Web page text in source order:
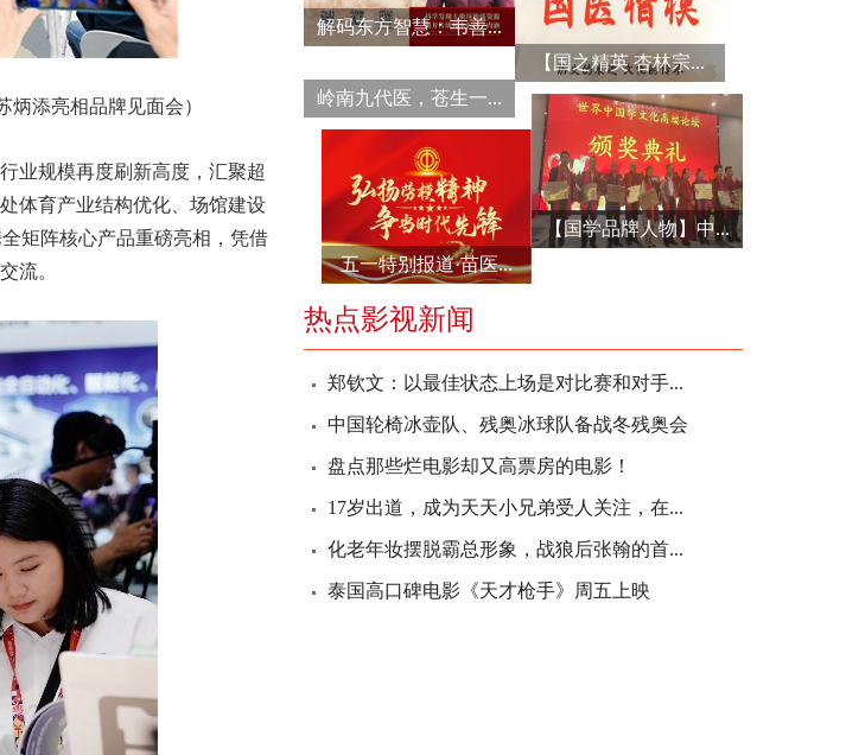
炳添亮相品牌见面会）
业规模再度刷新高度，汇聚超
体育产业结构优化、场馆建设
矩阵核心产品重磅亮相，凭借
流。
解码东方智慧：韦善...
【国之精英 杏林宗...
【国学品牌人物】中...
岭南九代医，苍生一...
五一特别报道·苗医...
热点影视新闻
郑钦文：以最佳状态上场是对比赛和对手...
中国轮椅冰壶队、残奥冰球队备战冬残奥会
盘点那些烂电影却又高票房的电影！
17岁出道，成为天天小兄弟受人关注，在...
化老年妆摆脱霸总形象，战狼后张翰的首...
泰国高口碑电影《天才枪手》周五上映